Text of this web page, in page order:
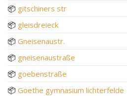
📦 gitschiners str
📦 gleisdreieck
📦 Gneisenaustr.
📦 gneisenaustraße
📦 goebenstraße
📦 Goethe gymnasium lichterfelde